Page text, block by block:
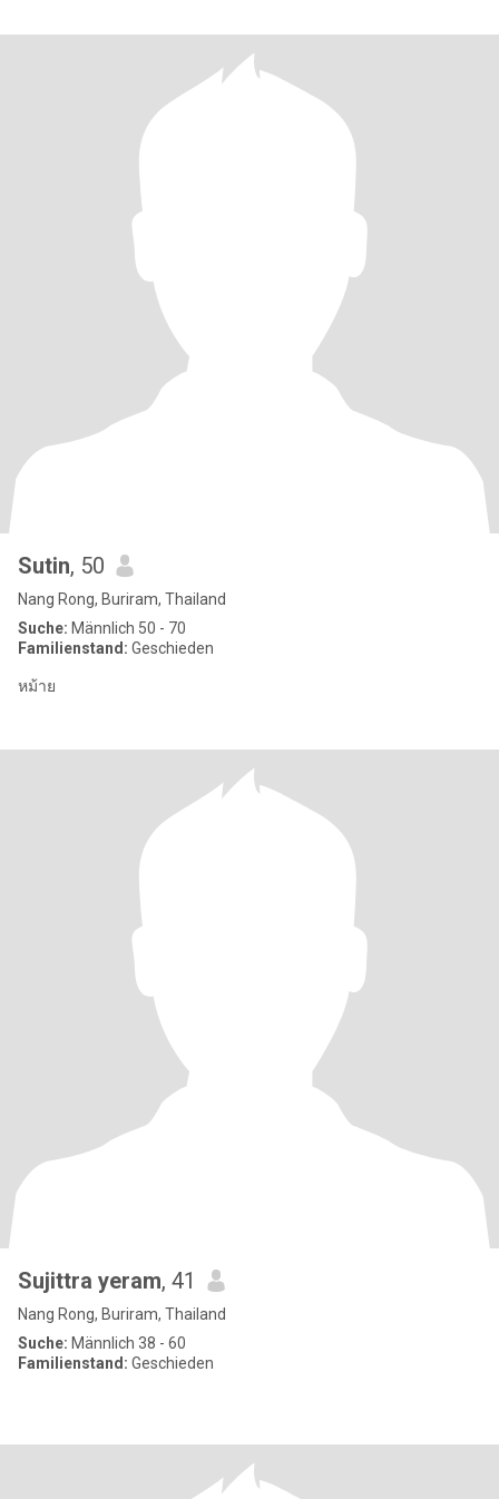
Sutin, 50
Nang Rong, Buriram, Thailand
Suche: Männlich 50 - 70
Familienstand: Geschieden
หม้าย
Sujittra yeram, 41
Nang Rong, Buriram, Thailand
Suche: Männlich 38 - 60
Familienstand: Geschieden